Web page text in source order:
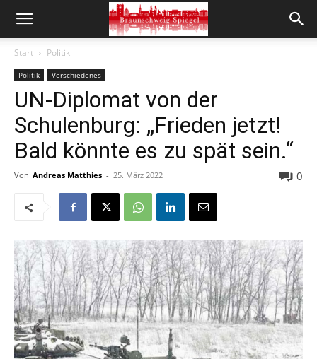
Start Politik
Politik Verschiedenes
UN-Diplomat von der
Schulenburg: „Frieden jetzt!
Bald könnte es zu spät sein.“
Von Andreas Matthies - 25. März 2022 0